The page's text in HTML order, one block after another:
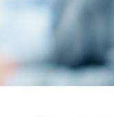
Türkçe